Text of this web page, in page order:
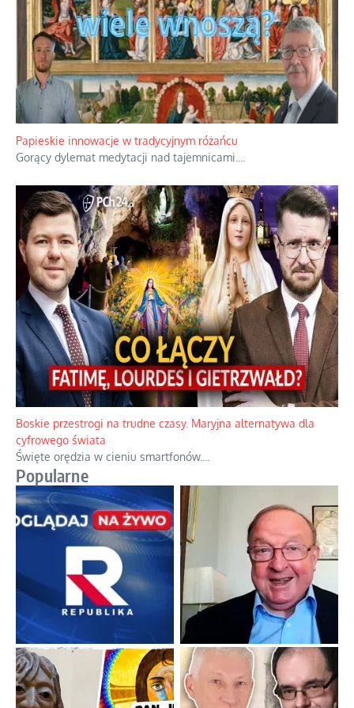
Papieskie innowacje w tradycyjnym różańcu
Gorący dylemat medytacji nad tajemnicami.
Boskie przestrogi na trudne czasy. Maryjna alternatywa dla
cyfrowego świata
Święte orędzia w cieniu smartfonów.
Popularne